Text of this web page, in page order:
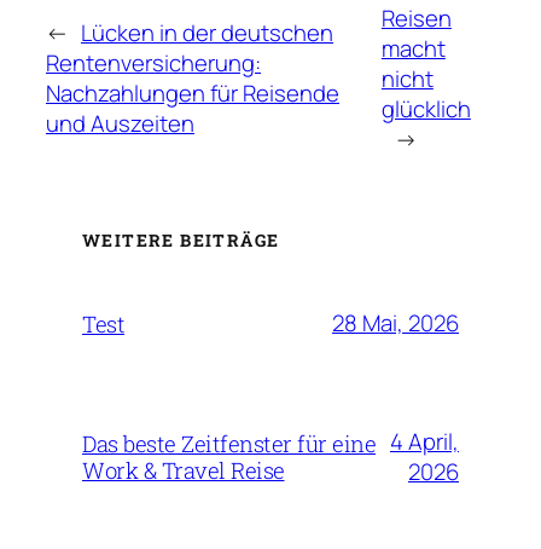
← Lücken in der deutschen
Rentenversicherung:
Nachzahlungen für Reisende
und Auszeiten
Reisen
macht
nicht
glücklich
→
WEITERE BEITRÄGE
Test 28 Mai, 2026
Das beste Zeitfenster für eine
Work & Travel Reise
4 April,
2026